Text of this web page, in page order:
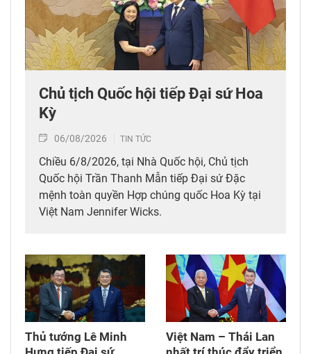
Chủ tịch Quốc hội tiếp Đại sứ Hoa
Kỳ
06/08/2026 TIN TỨC
Chiều 6/8/2026, tại Nhà Quốc hội, Chủ tịch
Quốc hội Trần Thanh Mẫn tiếp Đại sứ Đặc
mệnh toàn quyền Hợp chúng quốc Hoa Kỳ tại
Việt Nam Jennifer Wicks.
Thủ tướng Lê Minh
Việt Nam – Thái Lan